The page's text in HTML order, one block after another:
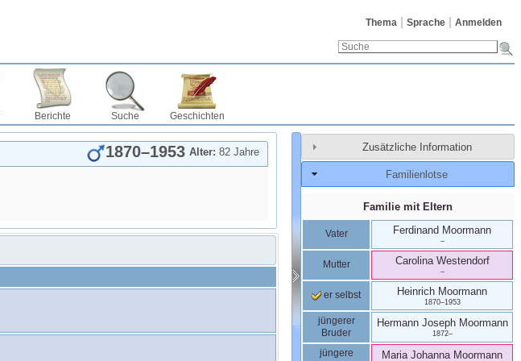
Thema Sprache Anmelden
Berichte Suche Geschichten
Alter: 82 Jahre
1870–1953 Zusätzliche Information
Familienlotse
Familie mit Eltern
Vater Ferdinand Moormann
–
Mutter Carolina Westendorf
–
er selbst Heinrich Moormann
1870–1953
jüngerer
Bruder
Hermann Joseph Moormann
1872–
jüngere
Maria Johanna Moormann